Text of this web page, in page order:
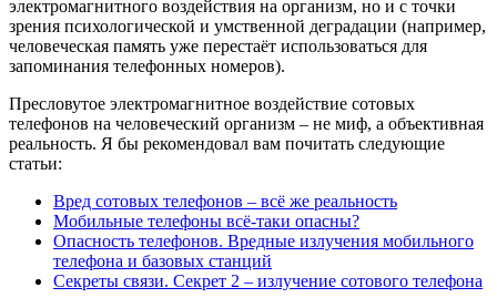
электромагнитного воздействия на организм, но и с точки
зрения психологической и умственной деградации (например,
человеческая память уже перестаёт использоваться для
запоминания телефонных номеров).
Пресловутое электромагнитное воздействие сотовых
телефонов на человеческий организм – не миф, а объективная
реальность. Я бы рекомендовал вам почитать следующие
статьи:
Вред сотовых телефонов – всё же реальность
Мобильные телефоны всё-таки опасны?
Опасность телефонов. Вредные излучения мобильного
телефона и базовых станций
Секреты связи. Секрет 2 – излучение сотового телефона